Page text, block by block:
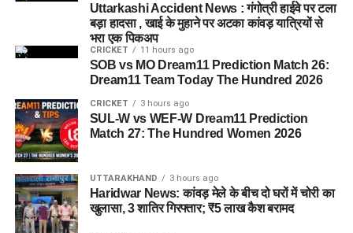
Uttarkashi Accident News : गंगोत्री हाईवे पर टला
बड़ा हादसा , खाई के मुहाने पर अटका कांवड़ यात्रियों से
भरा एक पिकअप
CRICKET 11 hours ago
SOB vs MO Dream11 Prediction Match 26:
Dream11 Team Today The Hundred 2026
CRICKET 3 hours ago
SUL-W vs WEF-W Dream11 Prediction
Match 27: The Hundred Women 2026
UTTARAKHAND 3 hours ago
Haridwar News: कांवड़ मेले के बीच दो घरों में चोरी का
खुलासा, 3 शातिर गिरफ्तार; ₹5 लाख कैश बरामद